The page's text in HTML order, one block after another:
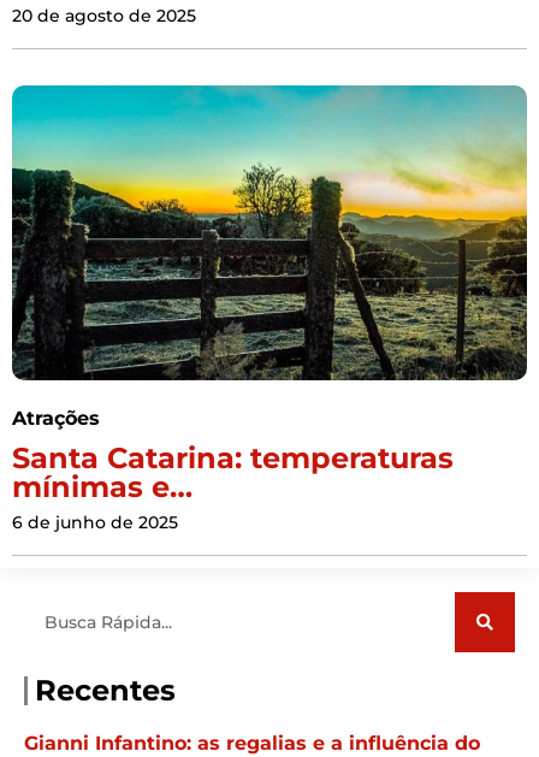
20 de agosto de 2025
Atrações
Santa Catarina: temperaturas
mínimas e…
6 de junho de 2025
Recentes
Gianni Infantino: as regalias e a influência do